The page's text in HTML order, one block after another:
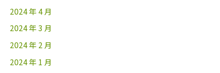
2024 年 4 月
2024 年 3 月
2024 年 2 月
2024 年 1 月